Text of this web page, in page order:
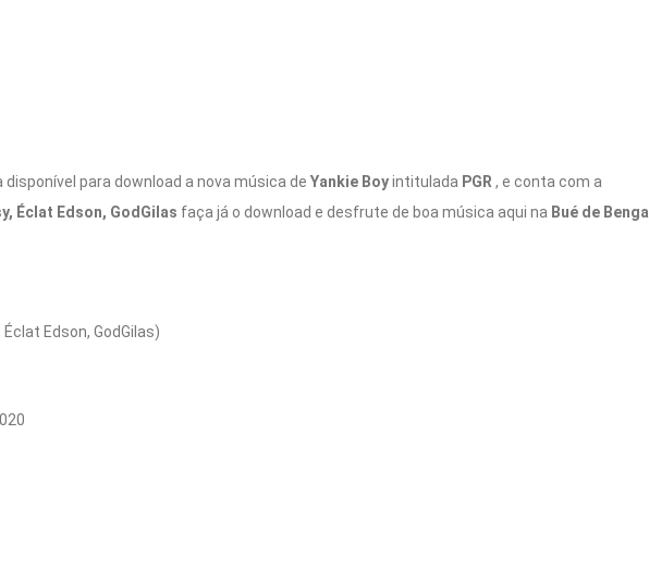
para download a nova música de Yankie Boy intitulada PGR , e conta com a
Éclat Edson, GodGilas faça já o download e desfrute de boa música aqui na Bué de Benga
Éclat Edson, GodGilas)